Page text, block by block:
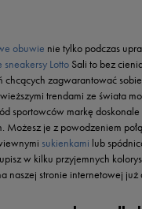
obuwie nie tylko podczas
sneakersy Lotto Sali to bez
chcących zagwarantować
trendami ze świata
sportowców markę
Możesz je z powodzeniem
sukienkami lub
w kilku przyjemnych
naszej stronie internetowej już